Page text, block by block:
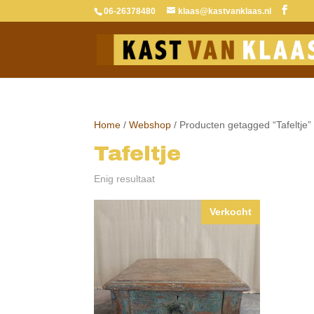
06-26378480 klaas@kastvanklaas.nl
Home /Webshop / Producten getagged “Tafeltje”
Tafeltje
Enig resultaat
Verkocht